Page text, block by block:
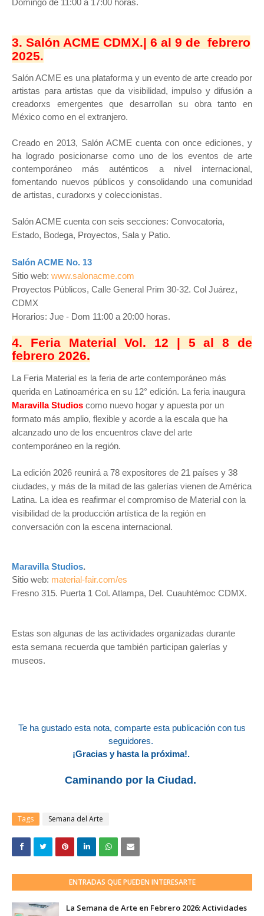
Domingo de 11:00 a 17:00 horas.
3. Salón ACME CDMX.| 6 al 9 de febrero
2025.
Salón ACME es una plataforma y un evento de arte creado por
artistas para artistas que da visibilidad, impulso y difusión a
creadorxs emergentes que desarrollan su obra tanto en
México como en el extranjero.
Creado en 2013, Salón ACME cuenta con once ediciones, y
ha logrado posicionarse como uno de los eventos de arte
contemporáneo más auténticos a nivel internacional,
fomentando nuevos públicos y consolidando una comunidad
de artistas, curadorxs y coleccionistas.
Salón ACME cuenta con seis secciones: Convocatoria,
Estado, Bodega, Proyectos, Sala y Patio.
Salón ACME No. 13
Sitio web: www.salonacme.com
Proyectos Públicos, Calle General Prim 30-32. Col Juárez,
CDMX
Horarios: Jue - Dom 11:00 a 20:00 horas.
4. Feria Material Vol. 12 | 5 al 8 de
febrero 2026.
La Feria Material es la feria de arte contemporáneo más
querida en Latinoamérica en su 12° edición. La feria inaugura
Maravilla Studios como nuevo hogar y apuesta por un
formato más amplio, flexible y acorde a la escala que ha
alcanzado uno de los encuentros clave del arte
contemporáneo en la región.
La edición 2026 reunirá a 78 expositores de 21 países y 38
ciudades, y más de la mitad de las galerías vienen de América
Latina. La idea es reafirmar el compromiso de Material con la
visibilidad de la producción artística de la región en
conversación con la escena internacional.
Maravilla Studios.
Sitio web: material-fair.com/es
Fresno 315. Puerta 1 Col. Atlampa, Del. Cuauhtémoc CDMX.
Estas son algunas de las actividades organizadas durante
esta semana recuerda que también participan galerías y
museos.
Te ha gustado esta nota, comparte esta publicación con tus
seguidores.
¡Gracias y hasta la próxima!.
Caminando por la Ciudad.
Tags Semana del Arte
ENTRADAS QUE PUEDEN INTERESARTE
La Semana de Arte en Febrero 2026: Actividades